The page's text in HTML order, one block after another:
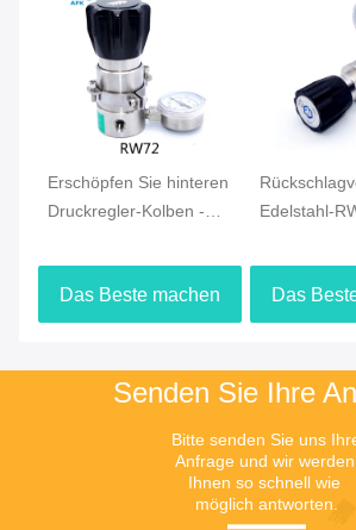
Erschöpfen Sie hinteren
Druckregler-Kolben -
cm/sek der Leckrate-
2*10-8 er
Das Beste machen
Edelstahl-
Rückstrom-
Das
Senden Sie Ihre
Bitte senden Sie uns
Anfrage und wir werden
Ihnen so schnell wie
möglich antworten.